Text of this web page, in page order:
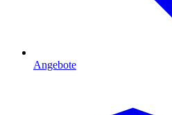
Angebote